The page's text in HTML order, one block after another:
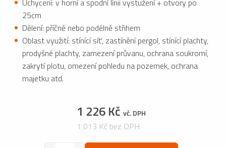
Uchycení: v horní a spodní línii vystužení + otvory po
25cm
Dělení: příčně nebo podélně střihem
Oblast využití: stínící síť, zastínění pergol, stínící plachty,
prodyšné plachty, zamezení průvanu, ochrana soukromí,
zakrytí plotu, omezení pohledu na pozemek, ochrana
majetku atd.
1 226 Kč vč. DPH
1 013 Kč bez DPH